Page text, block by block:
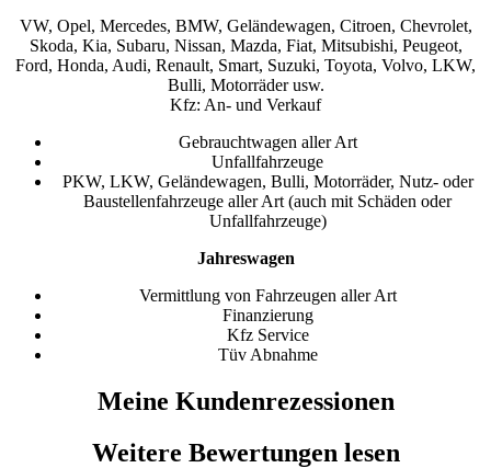
VW, Opel, Mercedes, BMW, Geländewagen, Citroen, Chevrolet,
Skoda, Kia, Subaru, Nissan, Mazda, Fiat, Mitsubishi, Peugeot,
Ford, Honda, Audi, Renault, Smart, Suzuki, Toyota, Volvo, LKW,
Bulli, Motorräder usw.
Kfz: An- und Verkauf
Gebrauchtwagen aller Art
Unfallfahrzeuge
PKW, LKW, Geländewagen, Bulli, Motorräder, Nutz- oder
Baustellenfahrzeuge aller Art (auch mit Schäden oder
Unfallfahrzeuge)
Jahreswagen
Vermittlung von Fahrzeugen aller Art
Finanzierung
Kfz Service
Tüv Abnahme
Meine Kundenrezessionen
Weitere Bewertungen lesen